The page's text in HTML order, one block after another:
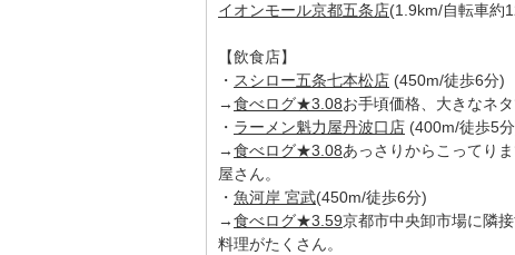
イオンモール京都五条店(1.9km/自転車約
【飲食店】
・ スシロー五条七本松店 (450m/徒歩6分)
→食べログ★3.08お手頃価格、大きなネ
・ ラーメン魁力屋丹波口店 (400m/徒歩5
→食べログ★3.08あっさりからこってり
屋さん。
・ 魚河岸 宮武(450m/徒歩6分)
→食べログ★3.59京都市中央卸市場に隣
料理がたくさん。